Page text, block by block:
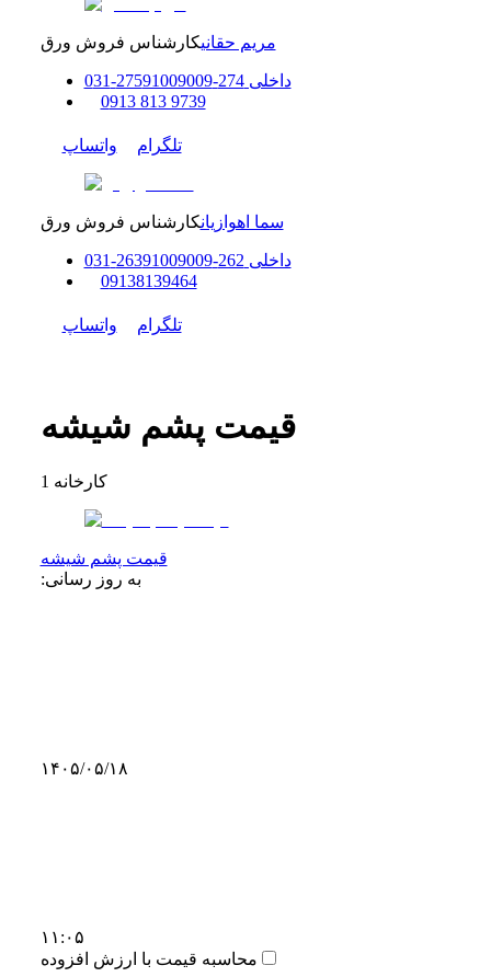
قیمت پشم شیشه
1 کارخانه
قیمت پشم شیشه
به روز رسانی:
۱۴۰۵/۰۵/۱۸
۱۱:۰۵
محاسبه قیمت با ارزش افزوده
مریم حقانیکارشناس فروش ورق
داخلی274-275
91009009
-
031
0913 813 9739
تلگرام واتساپ
سما اهوازیانکارشناس فروش ورق
داخلی 262-263
91009009
-
031
09138139464
تلگرام واتساپ